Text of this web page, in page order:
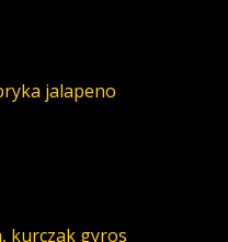
jalapeno
kurczak gyros